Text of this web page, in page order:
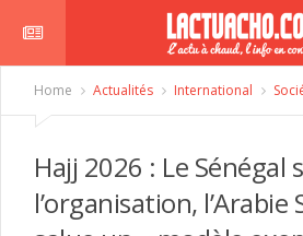
Home Actualités International
Hajj 2026 : Le Sénégal
l’organisation, l’Arabie